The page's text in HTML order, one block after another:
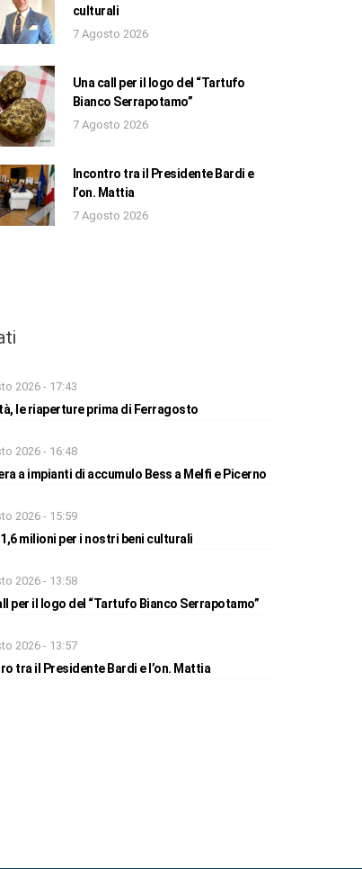
culturali
7 Agosto 2026
Una call per il logo del “Tartufo
Bianco Serrapotamo”
7 Agosto 2026
Incontro tra il Presidente Bardi e
l’on. Mattia
7 Agosto 2026
2026 - 17:43
le riaperture prima di Ferragosto
2026 - 16:48
a impianti di accumulo Bess a Melfi e Picerno
2026 - 15:59
1,6 milioni per i nostri beni culturali
2026 - 13:58
per il logo del “Tartufo Bianco Serrapotamo”
2026 - 13:57
tra il Presidente Bardi e l’on. Mattia